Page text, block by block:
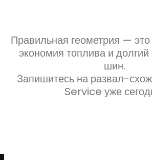
Правильная геометрия — это
экономия топлива и
шин.
Запишитесь на развал-
Service уже